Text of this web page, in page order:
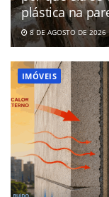
plástica na
8 DE AGOSTO DE 2026
IMÓVEIS